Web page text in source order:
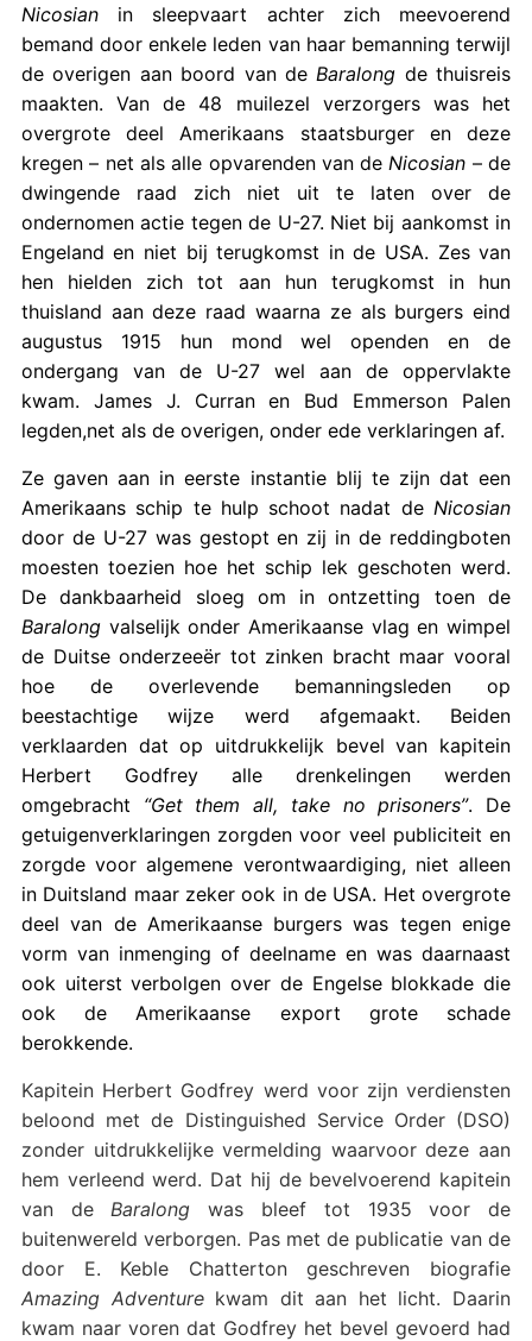
Nicosianin sleepvaart achter zich meevoerend
bemand door enkele leden van haar bemanning terwijl
de overigen aan boord van de Baralong de thuisreis
maakten. Van de 48 muilezel verzorgers was het
overgrote deel Amerikaans staatsburger en deze
kregen – net als alle opvarenden van de Nicosian – de
dwingende raad zich niet uit te laten over de
ondernomen actie tegen de U-27. Niet bij aankomst in
Engeland en niet bij terugkomst in de USA. Zes van
hen hielden zich tot aan hun terugkomst in hun
thuisland aan deze raad waarna ze als burgers eind
augustus 1915 hun mond wel openden en de
ondergang van de U-27 wel aan de oppervlakte
kwam. James J. Curran en Bud Emmerson Palen
legden,net als de overigen, onder ede verklaringen af.
Ze gaven aan in eerste instantie blij te zijn dat een
Amerikaans schip te hulp schoot nadat de Nicosian
door de U-27 was gestopt en zij in de reddingboten
moesten toezien hoe het schip lek geschoten werd.
De dankbaarheid sloeg om in ontzetting toen de
Baralongvalselijk onder Amerikaanse vlag en wimpel
de Duitse onderzeeër tot zinken bracht maar vooral
hoe de overlevende bemanningsleden op
beestachtige wijze werd afgemaakt. Beiden
verklaarden dat op uitdrukkelijk bevel van kapitein
Herbert Godfrey alle drenkelingen werden
omgebracht “Get them all, take no prisoners”. De
getuigenverklaringen zorgden voor veel publiciteit en
zorgde voor algemene verontwaardiging, niet alleen
in Duitsland maar zeker ook in de USA. Het overgrote
deel van de Amerikaanse burgers was tegen enige
vorm van inmenging of deelname en was daarnaast
ook uiterst verbolgen over de Engelse blokkade die
ook de Amerikaanse export grote schade
berokkende.
Kapitein Herbert Godfrey werd voor zijn verdiensten
beloond met de Distinguished Service Order (DSO)
zonder uitdrukkelijke vermelding waarvoor deze aan
hem verleend werd. Dat hij de bevelvoerend kapitein
van de Baralong was bleef tot 1935 voor de
buitenwereld verborgen. Pas met de publicatie van de
door E. Keble Chatterton geschreven biografie
Amazing Adventurekwam dit aan het licht. Daarin
kwam naar voren dat Godfrey het bevel gevoerd had